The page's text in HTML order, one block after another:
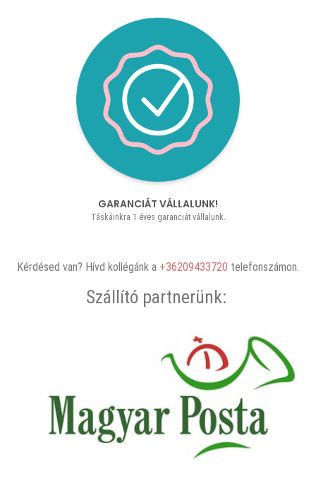
GARANCIÁT VÁLLALUNK!
Táskáinkra 1 éves garanciát vállalunk.
Kérdésed van? Hívd kollégánk a +36209433720 telefonszámon.
Szállító partnerünk: